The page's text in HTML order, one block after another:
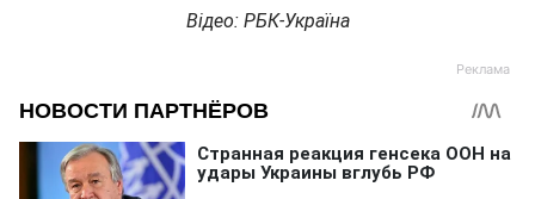
Відео: РБК-Україна